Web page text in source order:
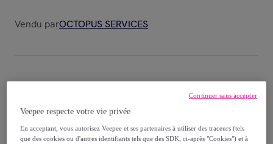
Vendu parOCTOPUS SERVICES
Livraison à partir de4 €
Offerte par la marque dès 40 € d'achat
Veepee respecte votre vie privée
En acceptant, vous autorisez Veepee et ses partenaires à utiliser des traceurs (tels
que des cookies ou d'autres identifiants tels que des SDK, ci-après "Cookies") et à
Continuer sans accepter